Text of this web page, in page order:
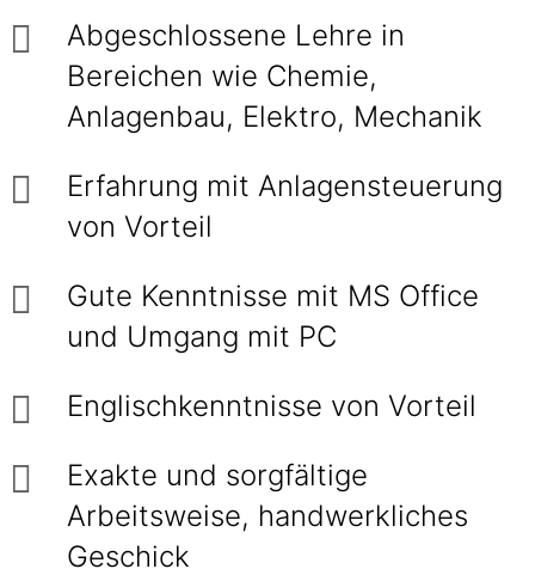
Abgeschlossene Lehre in
Bereichen wie Chemie,
Anlagenbau, Elektro, Mechanik
Erfahrung mit Anlagensteuerung
von Vorteil
Gute Kenntnisse mit MS Office
und Umgang mit PC
Englischkenntnisse von Vorteil
Exakte und sorgfältige
Arbeitsweise, handwerkliches
Geschick